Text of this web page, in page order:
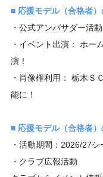
■ 応援モデル（合格者）
・公式アンバサダー活
・イベント出演： ホー
演！
・肖像権利用： 栃木Ｓ
能に！
■ 応援モデル（合格者
・活動期間：2026/27
・クラブ広報活動